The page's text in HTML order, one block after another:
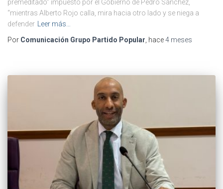
premeditado” impuesto por el Gobierno de Pedro Sánchez,
“mientras Alberto Rojo calla, mira hacia otro lado y se niega a
defender
Leer más…
Por Comunicación Grupo Partido Popular , hace4 meses